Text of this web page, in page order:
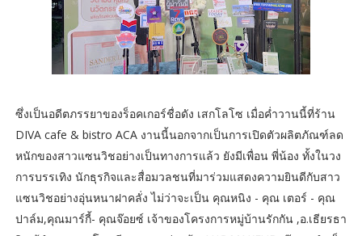
ซึ่งเป็นอดีตภรรยาของร็อคเกอร์ชื่อดัง เสกโลโซ เมื่อค่ำวานนี้ที่ร้าน
DIVA cafe & bistro ACA งานนี้นอกจากเป็นการเปิดตัวผลิตภัณฑ์ลด
หนักของสาวแซนวิชอย่างเป็นทางการแล้ว ยังมีเพื่อน พี่น้อง ทั้งในวง
การบรรเทิง นักธุรกิจและสื่อมวลชนที่มาร่วมแสดงความยินดีกับสาว
แซนวิชอย่างอุ่นหนาฝาคลั่ง ไม่ว่าจะเป็น คุณหนิง - คุณ เตอร์ - คุณ
ปาล์ม,คุณมาร์กี้- คุณจ๊อยซ์ เจ้าของโครงการหมู่บ้านรักกัน ,อ.เธียรธา